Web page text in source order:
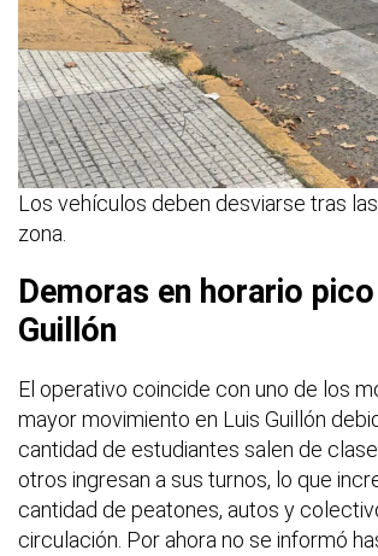
Los vehículos deben desviarse tras
zona.
Demoras en horario
Guillón
El operativo coincide con uno de los
mayor movimiento en Luis Guillón
cantidad de estudiantes salen de
otros ingresan a sus turnos, lo que
cantidad de peatones, autos y
circulación. Por ahora no se informó